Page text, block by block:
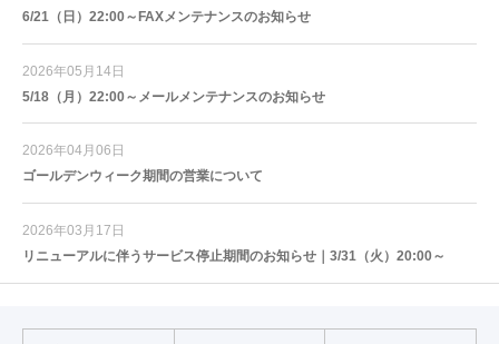
6/21（日）22:00～FAXメンテナンスのお知らせ
2026年05月14日
5/18（月）22:00～メールメンテナンスのお知らせ
2026年04月06日
ゴールデンウィーク期間の営業について
2026年03月17日
リニューアルに伴うサービス停止期間のお知らせ｜3/31（火）20:00～